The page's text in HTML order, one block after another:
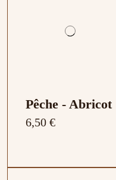
Pêche - Abricot
6,50 €